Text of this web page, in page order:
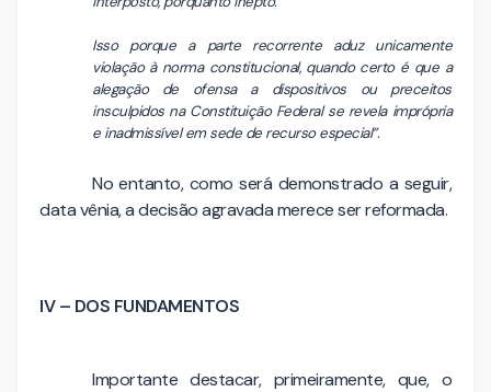
Isso porque a parte recorrente aduz unicamente
violação à norma constitucional, quando certo é que a
alegação de ofensa a dispositivos ou preceitos
insculpidos na Constituição Federal se revela imprópria
e inadmissível em sede de recurso especial”.
No entanto, como será demonstrado a seguir,
data vênia, a decisão agravada merece ser reformada.
IV – DOS FUNDAMENTOS
Importante destacar, primeiramente, que, o